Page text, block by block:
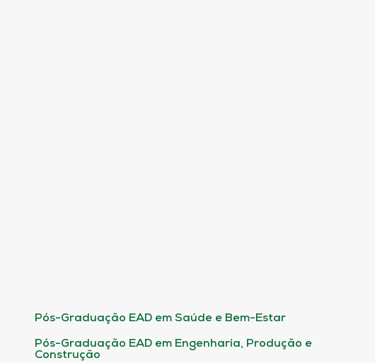
Pós-Graduação EAD em Saúde e Bem-Estar
Pós-Graduação EAD em Engenharia, Produção e
Construção